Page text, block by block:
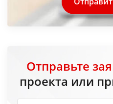
Отправьте
проекта или